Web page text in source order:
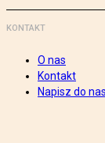
KONTAKT
O nas
Kontakt
Napisz do nas